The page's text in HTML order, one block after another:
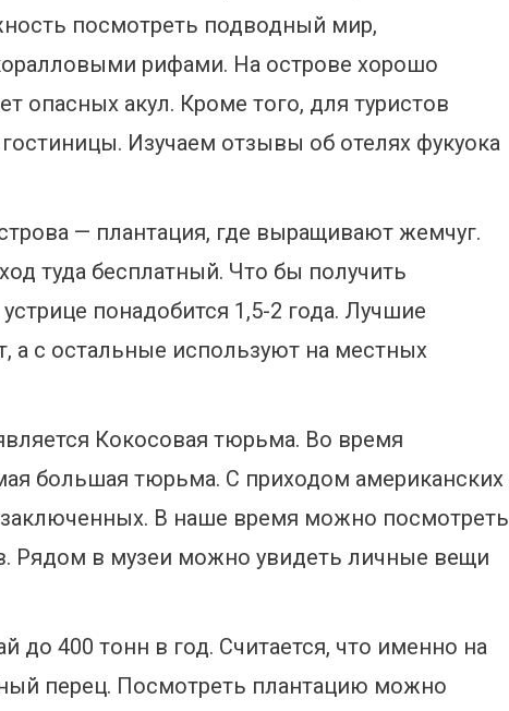
посмотреть подводный мир,
рифами. На острове хорошо
опасных акул. Кроме того, для туристов
Изучаем отзывы об отелях фукуока
— плантация, где выращивают жемчуг.
туда бесплатный. Что бы получить
понадобится 1,5-2 года. Лучшие
а с остальные используют на местных
Кокосовая тюрьма. Во время
большая тюрьма. С приходом американских
В наше время можно посмотреть
Рядом в музеи можно увидеть личные вещи
до 400 тонн в год. Считается, что именно на
перец. Посмотреть плантацию можно